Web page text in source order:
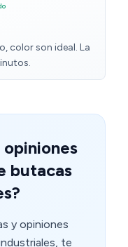
color son ideal. La
butacas
y opiniones
te